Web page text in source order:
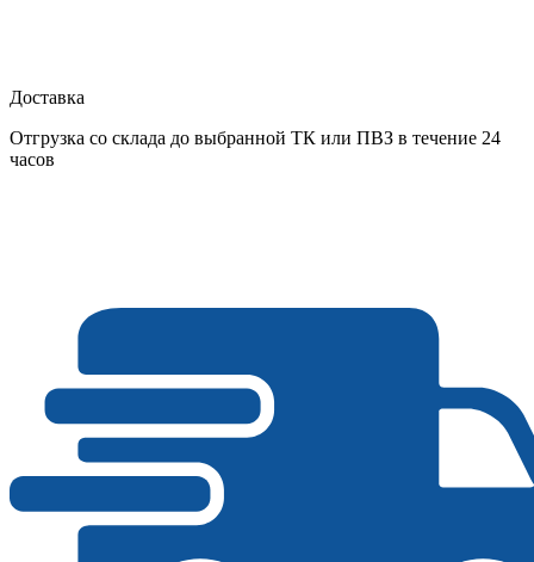
Доставка
Отгрузка со склада до выбранной ТК или ПВЗ в течение 24
часов